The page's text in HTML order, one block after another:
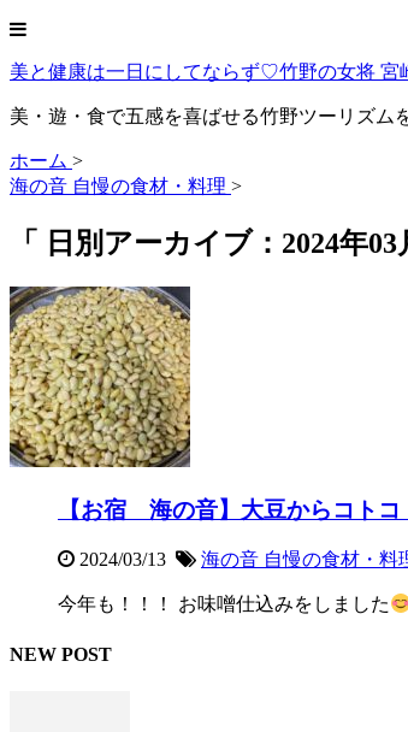
美と健康は一日にしてならず♡竹野の女将 宮
美・遊・食で五感を喜ばせる竹野ツーリズム
ホーム >
海の音 自慢の食材・料理 >
「 日別アーカイブ：2024年
【お宿 海の音】大豆からコト
2024/03/13 海の音 自慢の食材・料
今年も！！！ お味噌仕込みをしました
NEW POST